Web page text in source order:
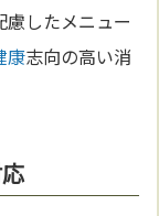
慮したメニュー
康志向の高い消